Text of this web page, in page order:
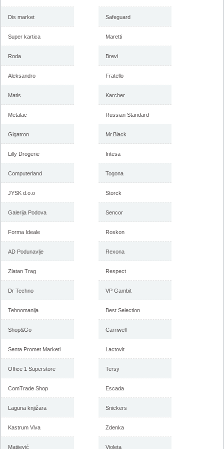
Dis market
Super kartica
Roda
Aleksandro
Matis
Metalac
Gigatron
Lilly Drogerie
Computerland
JYSK d.o.o
Galerija Podova
Forma Ideale
AD Podunavlje
Zlatan Trag
Dr Techno
Tehnomanija
Shop&Go
Senta Promet Marketi
Office 1 Superstore
ComTrade Shop
Laguna knjižara
Kastrum Viva
Matijević
Safeguard
Maretti
Brevi
Fratello
Karcher
Russian Standard
Mr.Black
Intesa
Togona
Storck
Sencor
Roskon
Rexona
Respect
VP Gambit
Best Selection
Carriwell
Lactovit
Tersy
Escada
Snickers
Zdenka
Violeta